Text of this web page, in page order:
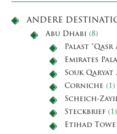
ANDERE
Abu Dhabi (8)
Palast "Qasr
Emirates
Souk Qaryat
Corniche (1)
Scheich-
Steckbrief (1)
Etihad